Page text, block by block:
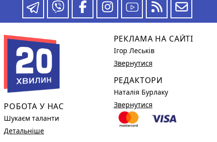
РОБОТА У НАС
Шукаєм таланти
Детальніше
РЕКЛАМА НА САЙТІ
Ігор Леськів
Звернутися
РЕДАКТОРИ
Наталія Бурлаку
Звернутися